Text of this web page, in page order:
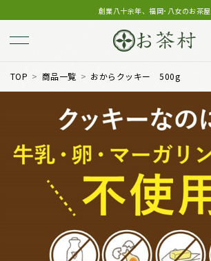
創業八十余年、福岡･八女のお茶屋
TOP 商品一覧 おからクッキー 500g